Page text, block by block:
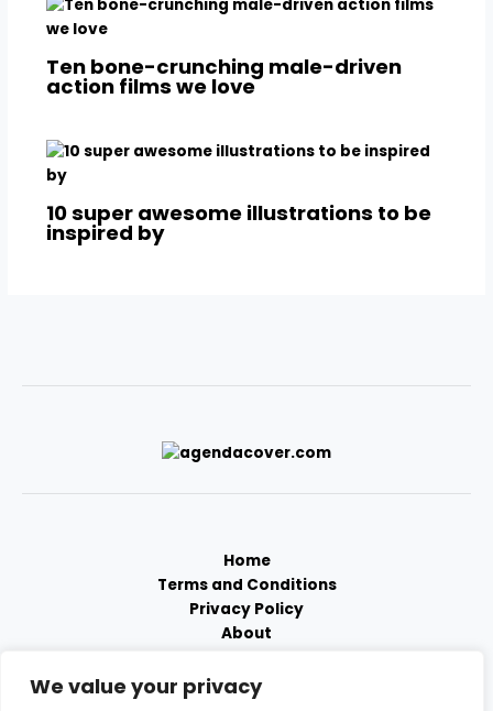
We value your privacy
Ten bone-crunching male-driven
action films we love
10 super awesome illustrations to be
inspired by
Home
Terms and Conditions
Privacy Policy
About